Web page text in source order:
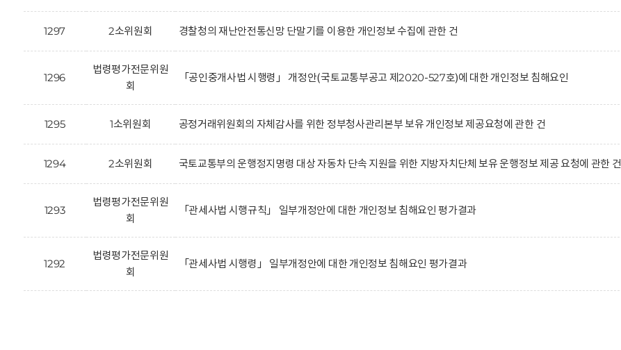
1297 2소위원회 경찰청의 재난안전통신망 단말기를 이용한 개인정보 수집에 관한 건
1296
법령평가전문위원
회
「공인중개사법 시행령」 개정안(국토교통부공고 제2020-527호)에 대한 개인정보 침해요인
1295 1소위원회 공정거래위원회의 자체감사를 위한 정부청사관리본부 보유 개인정보 제공요청에 관한 건
1294 2소위원회 국토교통부의 운행정지명령 대상 자동차 단속 지원을 위한 지방자치단체 보유 운행정보 제공 요청에 관한 건
1293
법령평가전문위원
회
「관세사법 시행규칙」 일부개정안에 대한 개인정보 침해요인 평가결과
1292
법령평가전문위원
회
「관세사법 시행령」 일부개정안에 대한 개인정보 침해요인 평가결과